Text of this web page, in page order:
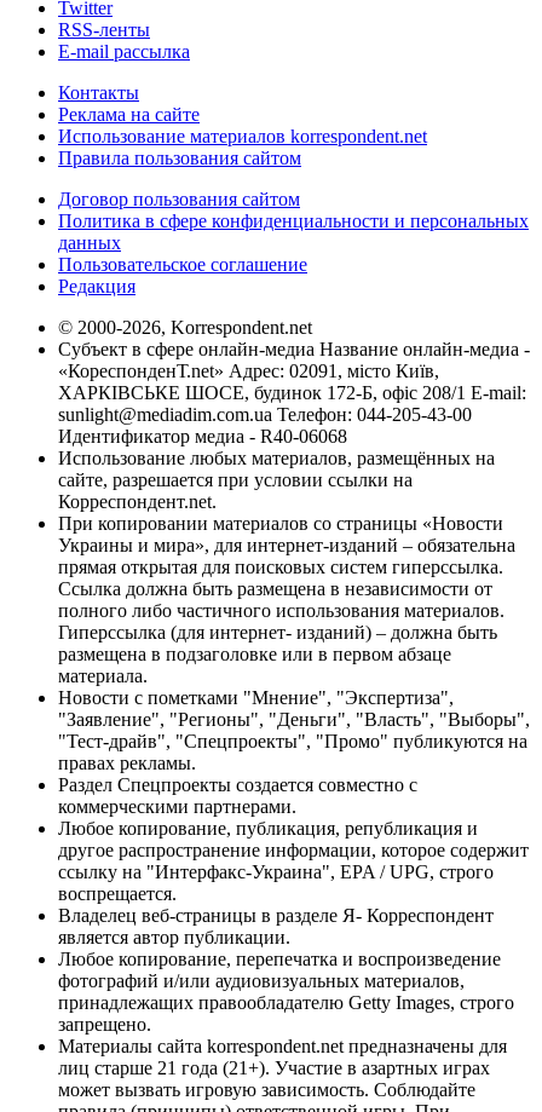
Twitter
RSS-ленты
E-mail рассылка
Контакты
Реклама на сайте
Использование материалов korrespondent.net
Правила пользования сайтом
Договор пользования сайтом
Политика в сфере конфиденциальности и персональных
данных
Пользовательское соглашение
Редакция
© 2000-2026, Korrespondent.net
Субъект в сфере онлайн-медиа Название онлайн-медиа -
«КореспонденТ.net» Адрес: 02091, місто Київ,
ХАРКІВСЬКЕ ШОСЕ, будинок 172-Б, офіс 208/1 E-mail:
sunlight@mediadim.com.ua Телефон: 044-205-43-00
Идентификатор медиа - R40-06068
Использование любых материалов, размещённых на
сайте, разрешается при условии ссылки на
Корреспондент.net.
При копировании материалов со страницы «Новости
Украины и мира», для интернет-изданий – обязательна
прямая открытая для поисковых систем гиперссылка.
Ссылка должна быть размещена в независимости от
полного либо частичного использования материалов.
Гиперссылка (для интернет- изданий) – должна быть
размещена в подзаголовке или в первом абзаце
материала.
Новости с пометками "Мнение", "Экспертиза",
"Заявление", "Регионы", "Деньги", "Власть", "Выборы",
"Тест-драйв", "Спецпроекты", "Промо" публикуются на
правах рекламы.
Раздел Спецпроекты создается совместно с
коммерческими партнерами.
Любое копирование, публикация, републикация и
другое распространение информации, которое содержит
ссылку на "Интерфакс-Украина", EPA / UPG, строго
воспрещается.
Владелец веб-страницы в разделе Я- Корреспондент
является автор публикации.
Любое копирование, перепечатка и воспроизведение
фотографий и/или аудиовизуальных материалов,
принадлежащих правообладателю Getty Images, строго
запрещено.
Материалы сайта korrespondent.net предназначены для
лиц старше 21 года (21+). Участие в азартных играх
может вызвать игровую зависимость. Соблюдайте